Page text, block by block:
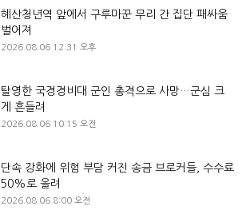
혜산청년역 앞에서 구루마꾼 무리 간 집단 패싸움
벌어져
2026.08.06 12:31 오후
탈영한 국경경비대 군인 총격으로 사망…군심 크
게 흔들려
2026.08.06 10:15 오전
단속 강화에 위험 부담 커진 송금 브로커들, 수수료
50%로 올려
2026.08.06 8:00 오전